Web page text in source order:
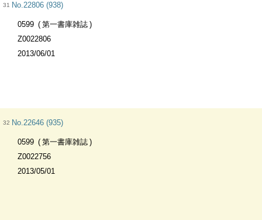
31 No.22806 (938)
0599
第一書庫雑誌
Z0022806
2013/06/01
32 No.22646 (935)
0599
第一書庫雑誌
Z0022756
2013/05/01